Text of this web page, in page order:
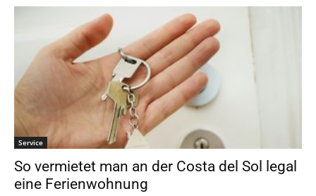
Service
So vermietet man an der Costa del Sol legal
eine Ferienwohnung